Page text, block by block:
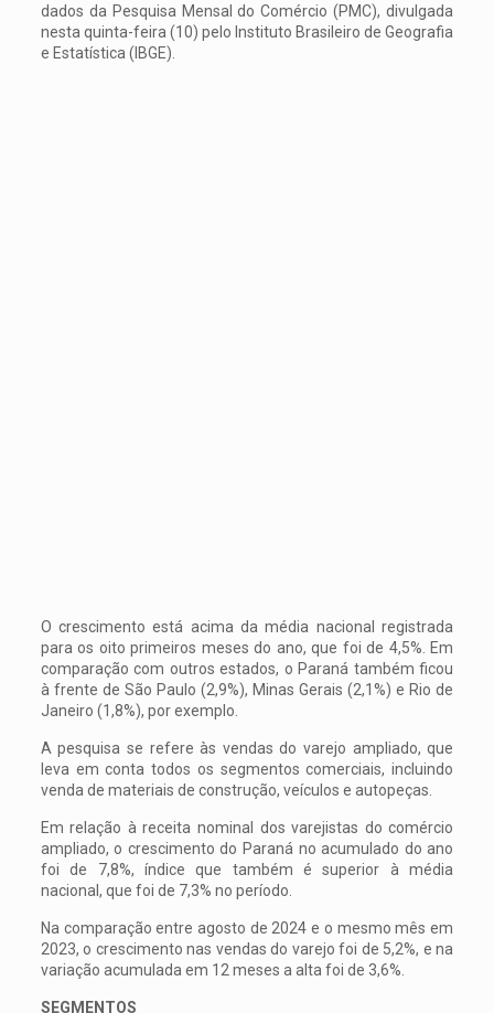
dados da Pesquisa Mensal do Comércio (PMC), divulgada
nesta quinta-feira (10) pelo Instituto Brasileiro de Geografia
e Estatística (IBGE).
O crescimento está acima da média nacional registrada
para os oito primeiros meses do ano, que foi de 4,5%. Em
comparação com outros estados, o Paraná também ficou
à frente de São Paulo (2,9%), Minas Gerais (2,1%) e Rio de
Janeiro (1,8%), por exemplo.
A pesquisa se refere às vendas do varejo ampliado, que
leva em conta todos os segmentos comerciais, incluindo
venda de materiais de construção, veículos e autopeças.
Em relação à receita nominal dos varejistas do comércio
ampliado, o crescimento do Paraná no acumulado do ano
foi de 7,8%, índice que também é superior à média
nacional, que foi de 7,3% no período.
Na comparação entre agosto de 2024 e o mesmo mês em
2023, o crescimento nas vendas do varejo foi de 5,2%, e na
variação acumulada em 12 meses a alta foi de 3,6%.
SEGMENTOS